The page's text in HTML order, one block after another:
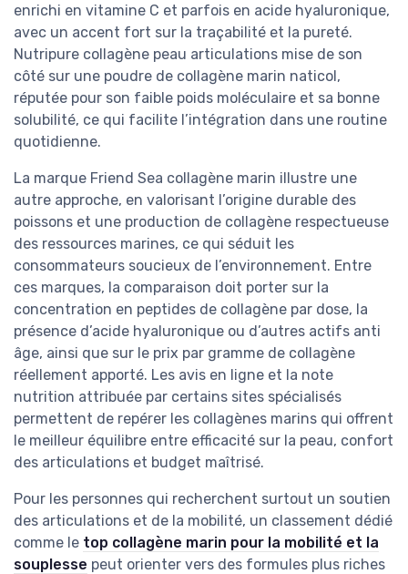
enrichi en vitamine C et parfois en acide hyaluronique,
avec un accent fort sur la traçabilité et la pureté.
Nutripure collagène peau articulations mise de son
côté sur une poudre de collagène marin naticol,
réputée pour son faible poids moléculaire et sa bonne
solubilité, ce qui facilite l’intégration dans une routine
quotidienne.
La marque Friend Sea collagène marin illustre une
autre approche, en valorisant l’origine durable des
poissons et une production de collagène respectueuse
des ressources marines, ce qui séduit les
consommateurs soucieux de l’environnement. Entre
ces marques, la comparaison doit porter sur la
concentration en peptides de collagène par dose, la
présence d’acide hyaluronique ou d’autres actifs anti
âge, ainsi que sur le prix par gramme de collagène
réellement apporté. Les avis en ligne et la note
nutrition attribuée par certains sites spécialisés
permettent de repérer les collagènes marins qui offrent
le meilleur équilibre entre efficacité sur la peau, confort
des articulations et budget maîtrisé.
Pour les personnes qui recherchent surtout un soutien
des articulations et de la mobilité, un classement dédié
comme le top collagène marin pour la mobilité et la
souplesse peut orienter vers des formules plus riches